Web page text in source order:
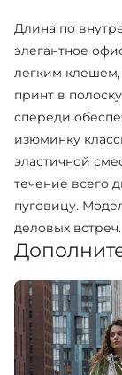
Длина по
элегантное
легким
принт в
спереди
изюминку
эластичной
течение всего
пуговицу.
деловых встреч.